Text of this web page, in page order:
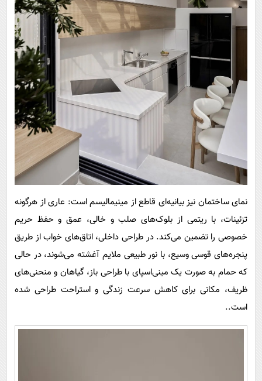
نمای ساختمان نیز بیانیه‌ای قاطع از مینیمالیسم است: عاری از هرگونه
تزئینات، با ریتمی از بلوک‌های صلب و خالی، عمق و حفظ حریم
خصوصی را تضمین می‌کند. در طراحی داخلی، اتاق‌های خواب از طریق
پنجره‌های قوسی وسیع، با نور طبیعی ملایم آغشته می‌شوند، در حالی
که حمام به صورت یک مینی‌اسپای با طراحی باز، گیاهان و منحنی‌های
ظریف، مکانی برای کاهش سرعت زندگی و استراحت طراحی شده
است..